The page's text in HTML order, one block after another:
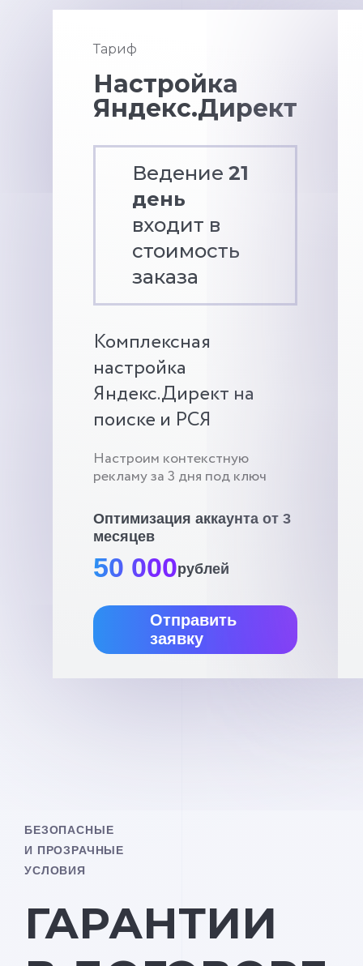
Тариф
Настройка
Яндекс.Директ
Ведение 21
день
входит в
стоимость
заказа
Комплексная
настройка
Яндекс.Директ на
поиске и РСЯ
Настроим контекстную
рекламу за 3 дня под ключ
Оптимизация аккаунта от 3
месяцев
50 000рублей
Отправить
заявку
БЕЗОПАСНЫЕ
И ПРОЗРАЧНЫЕ
УСЛОВИЯ
ГАРАНТИИ